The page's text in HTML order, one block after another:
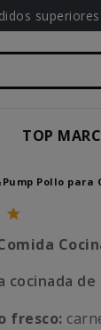
TOP
Pollo para
cocinada
fresco: